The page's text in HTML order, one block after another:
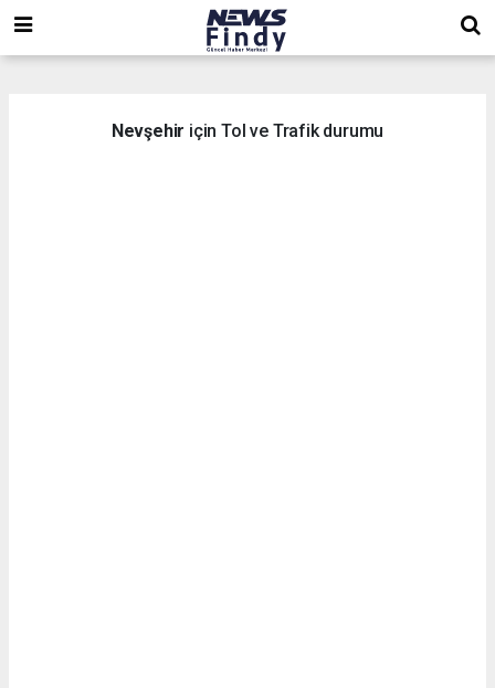
Nevşehir için Tol ve Trafik durumu